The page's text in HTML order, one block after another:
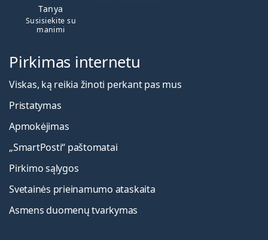
Tanya
Susisiekite su
manimi
Pirkimas internetu
Viskas, ką reikia žinoti perkant pas mus
Pristatymas
Apmokėjimas
„SmartPosti“ paštomatai
Pirkimo sąlygos
Svetainės prieinamumo ataskaita
Asmens duomenų tvarkymas